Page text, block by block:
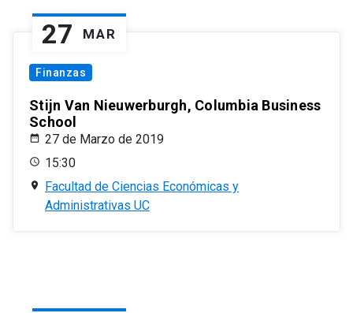
27 MAR
Finanzas
Stijn Van Nieuwerburgh, Columbia Business
School
27 de Marzo de 2019
15:30
Facultad de Ciencias Económicas y
Administrativas UC